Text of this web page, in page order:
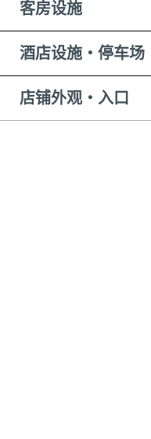
客房设施
酒店设施・停车场
店铺外观・入口